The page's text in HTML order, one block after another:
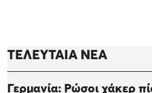
ΤΕΛΕΥΤΑΙΑ ΝΕΑ
Γερμανία: Ρώσοι χάκερ